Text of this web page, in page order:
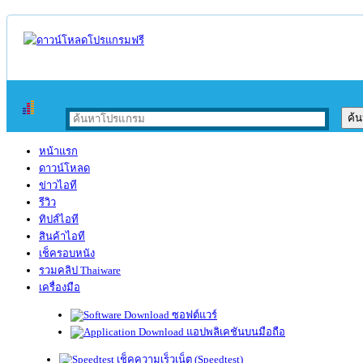
หน้าแรก
ดาวน์โหลด
ข่าวไอที
รีวิว
ทิปส์ไอที
สินค้าไอที
เช็ครอบหนัง
รวมคลิป Thaiware
เครื่องมือ
ซอฟต์แวร์
แอปพลิเคชันบนมือถือ
เช็คความเร็วเน็ต (Speedtest)